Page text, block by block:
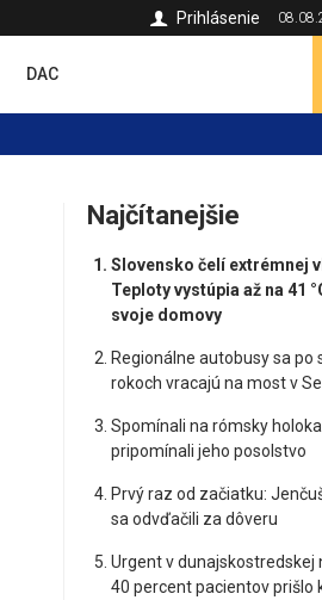
Prihlásenie
DAC
Najčítanejšie
Slovensko čelí extrémnej
Teploty vystúpia až na 41
svoje domovy
Regionálne autobusy sa po
rokoch vracajú na most v
Spomínali na rómsky
pripomínali jeho posolstvo
Prvý raz od začiatku:
sa odvďačili za dôveru
Urgent v dunajskostredskej
40 percent pacientov prišlo